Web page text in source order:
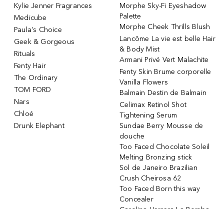
Kylie Jenner Fragrances
Medicube
Paula's Choice
Geek & Gorgeous
Rituals
Fenty Hair
The Ordinary
TOM FORD
Nars
Chloé
Drunk Elephant
Morphe Sky-Fi Eyeshadow
Palette
Morphe Cheek Thrills Blush
Lancôme La vie est belle Hair
& Body Mist
Armani Privé Vert Malachite
Fenty Skin Brume corporelle
Vanilla Flowers
Balmain Destin de Balmain
Celimax Retinol Shot
Tightening Serum
Sundae Berry Mousse de
douche
Too Faced Chocolate Soleil
Melting Bronzing stick
Sol de Janeiro Brazilian
Crush Cheirosa 62
Too Faced Born this way
Concealer